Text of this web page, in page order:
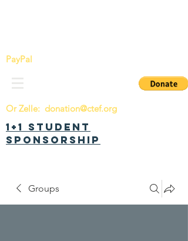
PayPal
Or Zelle: donation@ctef.org
1+1 Student
Sponsorship
Groups